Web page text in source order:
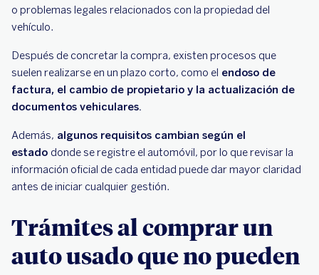
o problemas legales relacionados con la propiedad del
vehículo.
Después de concretar la compra, existen procesos que
suelen realizarse en un plazo corto, como el endoso de
factura, el cambio de propietario y la actualización de
documentos vehiculares.
Además, algunos requisitos cambian según el
estado donde se registre el automóvil, por lo que revisar la
información oficial de cada entidad puede dar mayor claridad
antes de iniciar cualquier gestión.
Trámites al comprar un
auto usado que no pueden